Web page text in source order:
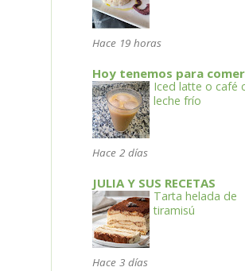
Hace 19 horas
Hoy tenemos para
Iced latte o café
leche frío
Hace 2 días
JULIA Y SUS RECETAS
Tarta helada de
tiramisú
Hace 3 días